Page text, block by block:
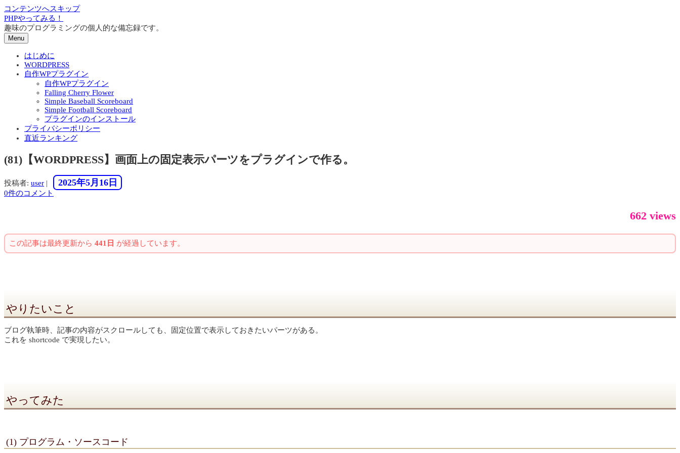
コンテンツへスキップ
PHPやってみる！
趣味のプログラミングの個人的な備忘録です。
Menu
はじめに
WORDPRESS
自作WPプラグイン
自作WPプラグイン
Falling Cherry Flower
Simple Baseball Scoreboard
Simple Football Scoreboard
プラグインのインストール
プライバシーポリシー
直近ランキング
(81)【WORDPRESS】画面上の固定表示パーツをプラグインで作る。
投稿者: user | 2025年5月16日
0件のコメント
662 views
この記事は最終更新から 441日 が経過しています。
やりたいこと
ブログ執筆時、記事の内容がスクロールしても、固定位置で表示しておきたいパーツがある。
これを shortcode で実現したい。
やってみた
(1) プログラム・ソースコード